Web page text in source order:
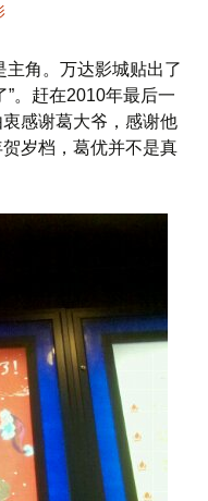
角。万达影城贴出了
”。赶在2010年最后一
感谢葛大爷，感谢他
岁档，葛优并不是真